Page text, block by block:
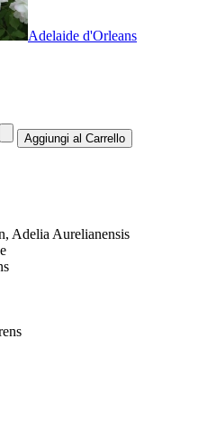
Adelaide d'Orleans
Adelia Aurelianensis